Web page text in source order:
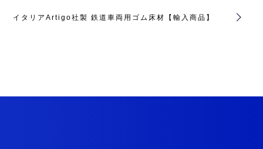
イタリアArtigo社製 鉄道車両用ゴム床材【輸入商品】